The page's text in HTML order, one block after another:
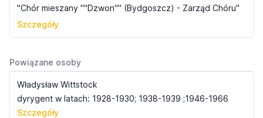
"Chór mieszany ""Dzwon"" (Bydgoszcz) - Zarząd Chóru"
Szczegóły
Powiązane osoby
Władysław Wittstock
dyrygent w latach: 1928-1930; 1938-1939 ;1946-1966
Szczegóły